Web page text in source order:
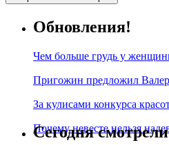
Обновления!
Чем больше грудь у
Пригожин предложил
За кулисами конкурса
Почему невесте нельзя
Сегодня смотрели